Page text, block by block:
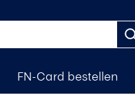
FN-Card bestellen